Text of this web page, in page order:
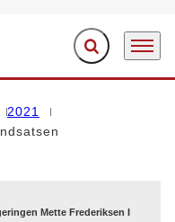
Fold søgefelt ud
Menu
2021
Mette Frederiksen I